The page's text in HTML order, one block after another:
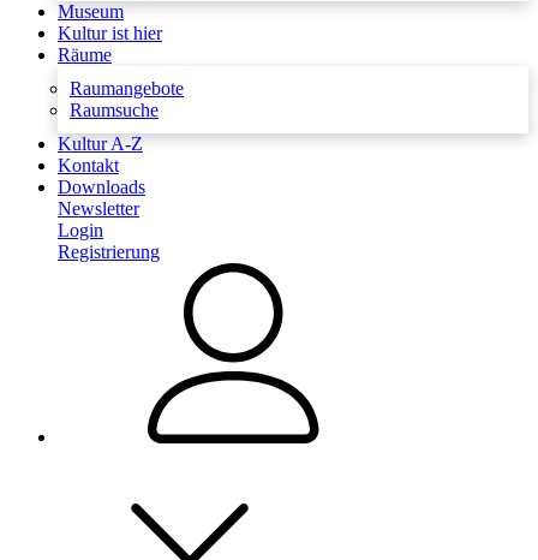
Museum
Kultur ist hier
Räume
Raumangebote
Raumsuche
Kultur A-Z
Kontakt
Downloads
Newsletter
Login
Registrierung